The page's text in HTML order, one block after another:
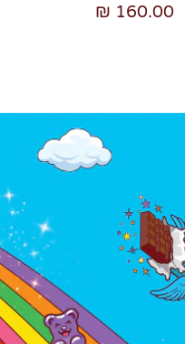
160.00 ₪